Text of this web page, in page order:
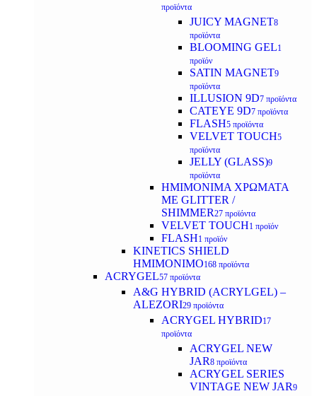
προϊόντα
JUICY MAGNET8
προϊόντα
BLOOMING GEL1
προϊόν
SATIN MAGNET9
προϊόντα
ILLUSION 9D7 προϊόντα
CATEYE 9D7 προϊόντα
FLASH5 προϊόντα
VELVET TOUCH5
προϊόντα
JELLY (GLASS)9
προϊόντα
ΗΜΙΜΟΝΙΜA ΧΡΩΜΑΤΑ
ΜΕ GLITTER /
SHIMMER27 προϊόντα
VELVET TOUCH1 προϊόν
FLASH1 προϊόν
KINETICS SHIELD
ΗΜΙΜΟΝΙΜΟ168 προϊόντα
ACRYGEL57 προϊόντα
A&G HYBRID (ACRYLGEL) –
ALEZORI29 προϊόντα
ACRYGEL HYBRID17
προϊόντα
ACRYGEL NEW
JAR8 προϊόντα
ACRYGEL SERIES
VINTAGE NEW JAR9